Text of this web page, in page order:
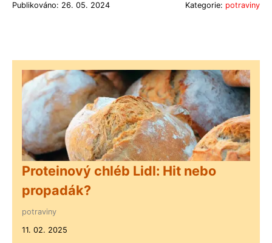
Publikováno: 26. 05. 2024 Kategorie: potraviny
Proteinový chléb Lidl: Hit nebo
propadák?
potraviny
11. 02. 2025